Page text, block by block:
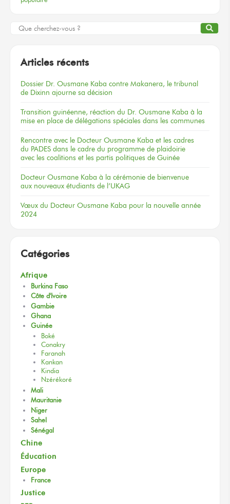
Articles récents
Dossier Dr. Ousmane Kaba contre Makanera, le tribunal
de Dixinn ajourne sa décision
Transition guinéenne, réaction du Dr. Ousmane Kaba à la
mise en place de délégations spéciales dans les communes
Rencontre avec le Docteur Ousmane Kaba et les cadres
du PADES dans le cadre du programme de plaidoirie
avec les coalitions et les partis politiques de Guinée
Docteur Ousmane Kaba à la cérémonie de bienvenue
aux nouveaux étudiants de l’UKAG
Vœux du Docteur Ousmane Kaba pour la nouvelle année
2024
Catégories
Afrique
Burkina Faso
Côte d'Ivoire
Gambie
Ghana
Guinée
Boké
Conakry
Faranah
Kankan
Kindia
Nzérékoré
Mali
Mauritanie
Niger
Sahel
Sénégal
Chine
Éducation
Europe
France
Justice